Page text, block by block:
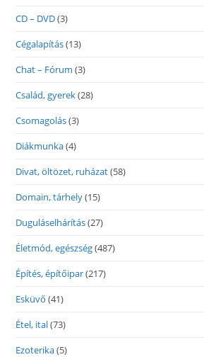
CD – DVD(3)
Cégalapítás(13)
Chat – Fórum (3)
Család, gyerek(28)
Csomagolás(3)
Diákmunka(4)
Divat, öltözet, ruházat(58)
Domain, tárhely(15)
Duguláselhárítás(27)
Életmód, egészség(487)
Építés, építőipar(217)
Esküvő (41)
Étel, ital(73)
Ezoterika(5)